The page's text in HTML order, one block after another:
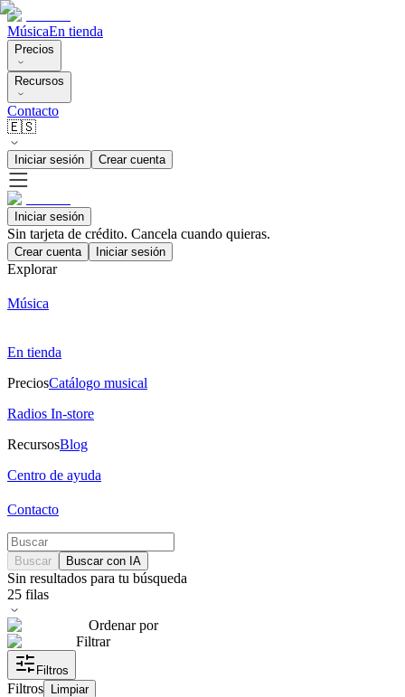
MúsicaEn tienda
Precios
Recursos
Contacto
🇪🇸
Iniciar sesión Crear cuenta
Iniciar sesión
Sin tarjeta de crédito. Cancela cuando quieras.
Crear cuenta Iniciar sesión
Explorar
Música
En tienda
PreciosCatálogo musical
Radios In-store
RecursosBlog
Centro de ayuda
Contacto
Buscar Buscar con IA
Sin resultados para tu búsqueda
25 filas
Ordenar por
Filtrar
Filtros
Filtros Limpiar